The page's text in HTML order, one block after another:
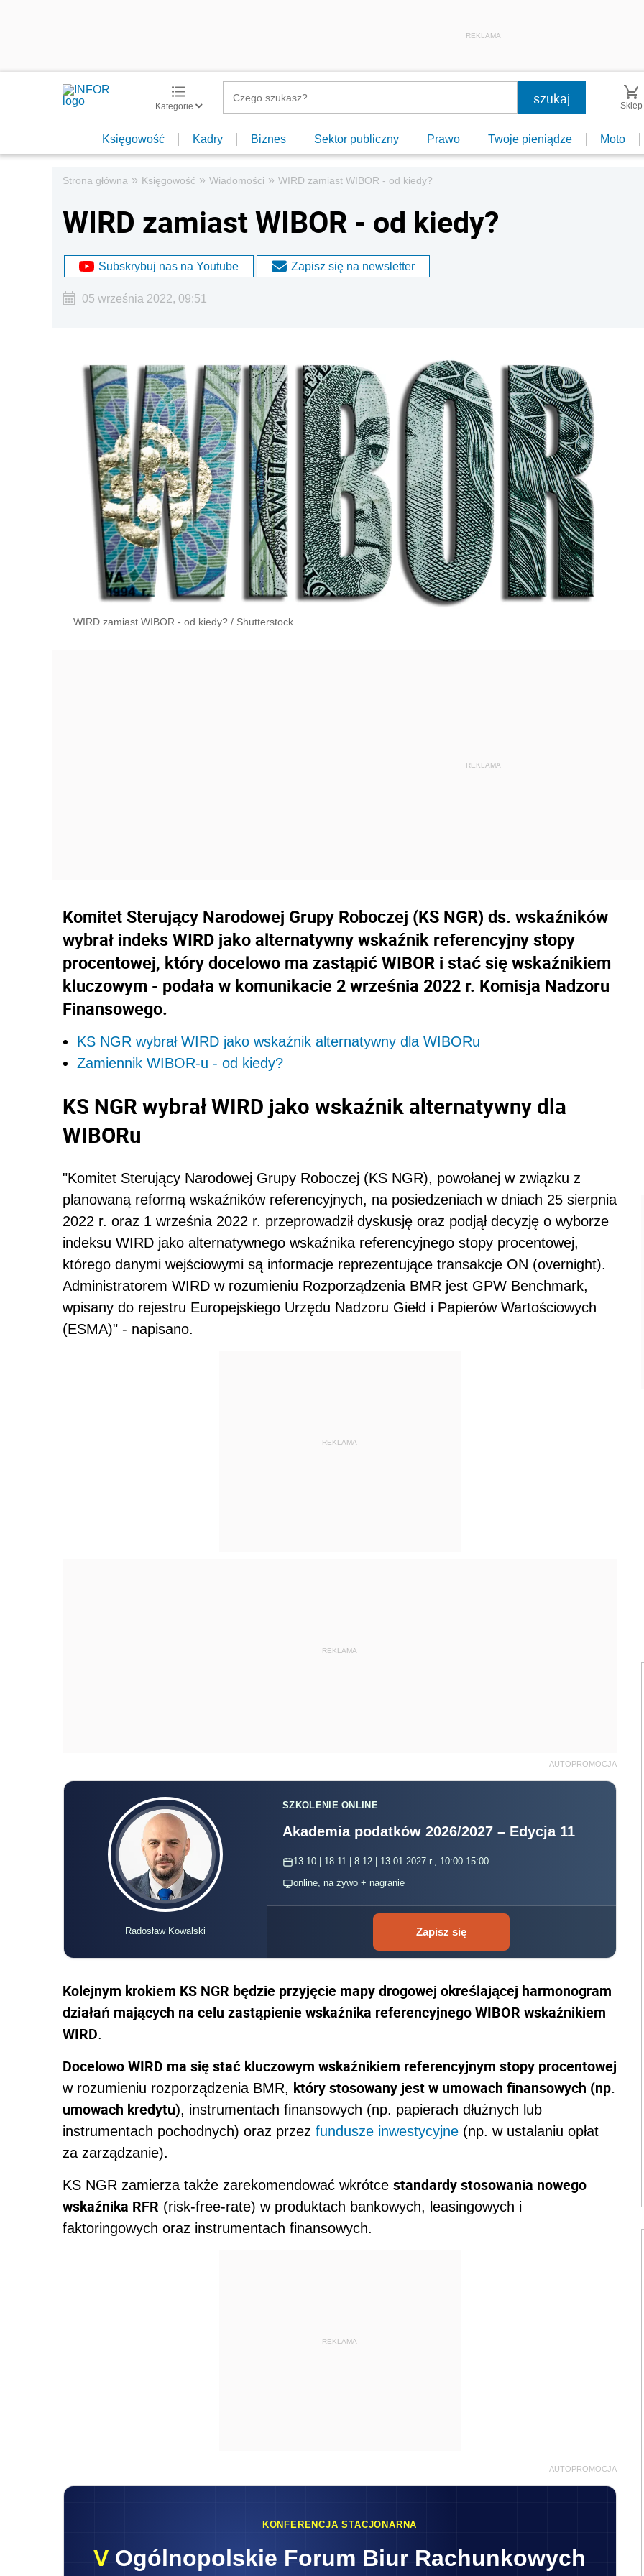
REKLAMA
Kategorie Sklep
Księgowość Kadry Biznes Sektor publiczny Prawo Twoje pieniądze Moto
Strona główna » Księgowość » Wiadomości » WIRD zamiast WIBOR - od kiedy?
WIRD zamiast WIBOR - od kiedy?
Subskrybuj nas na Youtube Zapisz się na newsletter
05 września 2022, 09:51
WIRD zamiast WIBOR - od kiedy? / Shutterstock
Komitet Sterujący Narodowej Grupy Roboczej (KS NGR) ds. wskaźników
wybrał indeks WIRD jako alternatywny wskaźnik referencyjny stopy
procentowej, który docelowo ma zastąpić WIBOR i stać się wskaźnikiem
kluczowym - podała w komunikacie 2 września 2022 r. Komisja Nadzoru
Finansowego.
KS NGR wybrał WIRD jako wskaźnik alternatywny dla WIBORu
Zamiennik WIBOR-u - od kiedy?
KS NGR wybrał WIRD jako wskaźnik alternatywny dla
WIBORu
"Komitet Sterujący Narodowej Grupy Roboczej (KS NGR), powołanej w związku z
planowaną reformą wskaźników referencyjnych, na posiedzeniach w dniach 25 sierpnia
2022 r. oraz 1 września 2022 r. przeprowadził dyskusję oraz podjął decyzję o wyborze
indeksu WIRD jako alternatywnego wskaźnika referencyjnego stopy procentowej,
którego danymi wejściowymi są informacje reprezentujące transakcje ON (overnight).
Administratorem WIRD w rozumieniu Rozporządzenia BMR jest GPW Benchmark,
wpisany do rejestru Europejskiego Urzędu Nadzoru Giełd i Papierów Wartościowych
(ESMA)" - napisano.
REKLAMA
REKLAMA
AUTOPROMOCJA
Radosław Kowalski
SZKOLENIE ONLINE
Akademia podatków 2026/2027 – Edycja 11
13.10 | 18.11 | 8.12 | 13.01.2027 r., 10:00-15:00
online, na żywo + nagranie
Zapisz się
Kolejnym krokiem KS NGR będzie przyjęcie mapy drogowej określającej harmonogram
działań mających na celu zastąpienie wskaźnika referencyjnegoWIBOR wskaźnikiem
WIRD.
Docelowo WIRD ma się stać kluczowym wskaźnikiem referencyjnym stopy procentowej
w rozumieniu rozporządzenia BMR, który stosowany jest w umowach finansowych (np.
umowach kredytu), instrumentach finansowych (np. papierach dłużnych lub
instrumentach pochodnych) oraz przez fundusze inwestycyjne (np. w ustalaniu opłat
za zarządzanie).
KS NGR zamierza także zarekomendować wkrótce standardy stosowania nowego
wskaźnika RFR (risk-free-rate) w produktach bankowych, leasingowych i
faktoringowych oraz instrumentach finansowych.
REKLAMA
AUTOPROMOCJA
KONFERENCJA STACJONARNA
V Ogólnopolskie Forum Biur Rachunkowych